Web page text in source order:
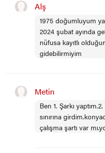
Alş
1975 doğumluyum
2024 şubat ayında
nüfusa kayıtlı
gidebilirmiyim
Metin
Ben 1. Şarkı
sınırına
çalışma şartı var